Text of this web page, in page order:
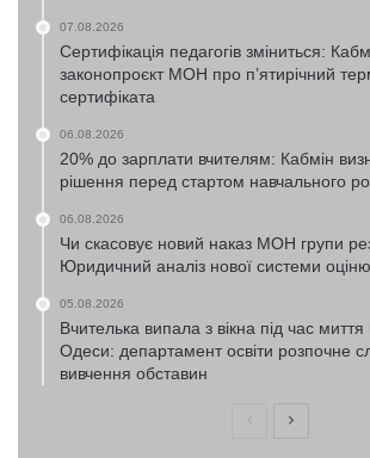
07.08.2026
Сертифікація педагогів зміниться:
законопроєкт МОН про п’ятирічний
сертифіката
06.08.2026
20% до зарплати вчителям: Кабмін
рішення перед стартом навчального
06.08.2026
Чи скасовує новий наказ МОН групи
Юридичний аналіз нової системи
05.08.2026
Вчителька випала з вікна під час миття
Одеси: департамент освіти розпочне
вивчення обставин
ПопередняНаступна